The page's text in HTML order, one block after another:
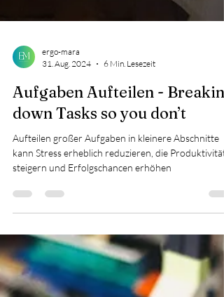
ergo-mara
Aufgaben Aufteilen - Breaking
steigern und Erfolgschancen erhöhen